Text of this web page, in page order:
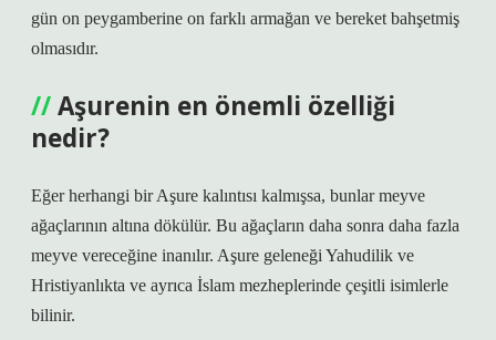
gün on peygamberine on farklı armağan ve bereket bahşetmiş
olmasıdır.
Aşurenin en önemli özelliği
nedir?
Eğer herhangi bir Aşure kalıntısı kalmışsa, bunlar meyve
ağaçlarının altına dökülür. Bu ağaçların daha sonra daha fazla
meyve vereceğine inanılır. Aşure geleneği Yahudilik ve
Hristiyanlıkta ve ayrıca İslam mezheplerinde çeşitli isimlerle
bilinir.